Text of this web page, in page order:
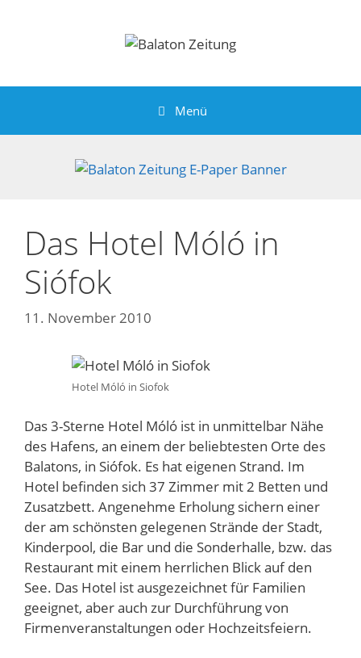
Menü
Das Hotel Móló in
Siófok
11. November 2010
Hotel Móló in Siofok
Das 3-Sterne Hotel Móló ist in unmittelbar Nähe
des Hafens, an einem der beliebtesten Orte des
Balatons, in Siófok. Es hat eigenen Strand. Im
Hotel befinden sich 37 Zimmer mit 2 Betten und
Zusatzbett. Angenehme Erholung sichern einer
der am schönsten gelegenen Strände der Stadt,
Kinderpool, die Bar und die Sonderhalle, bzw. das
Restaurant mit einem herrlichen Blick auf den
See. Das Hotel ist ausgezeichnet für Familien
geeignet, aber auch zur Durchführung von
Firmenveranstaltungen oder Hochzeitsfeiern.